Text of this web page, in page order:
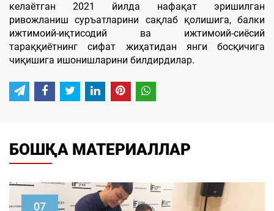
келаётган 2021 йилда нафақат эришилган
ривожланиш суръатларини сақлаб қолишига, балки
ижтимоий-иқтисодий ва ижтимоий-сиёсий
тараққиётнинг сифат жиҳатидан янги босқичига
чиқишига ишонишларини билдирдилар.
БОШҚА МАТЕРИАЛЛАР
07